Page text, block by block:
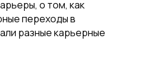
о том, как
переходы в
разные карьерные